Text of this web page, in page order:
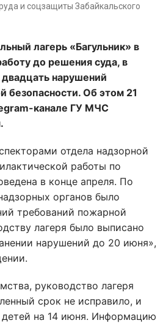
и соцзащиты Забайкальского
лагерь «Багульник» в
до решения суда, в
нарушений
безопасности. Об этом 21
канале ГУ МЧС
отдела надзорной
работы по
в конце апреля. По
органов было
требований пожарной
лагеря было выписано
нарушений до 20 июня»,
руководство лагеря
срок не исправило, и
детей на 14 июня. Информацию